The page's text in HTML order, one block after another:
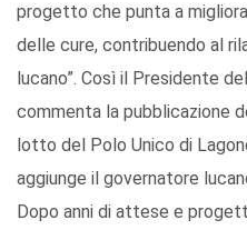
progetto che punta a
delle cure, contribuendo al
lucano”. Così il Presidente
commenta la pubblicazione
lotto del Polo Unico di
aggiunge il governatore
Dopo anni di attese e